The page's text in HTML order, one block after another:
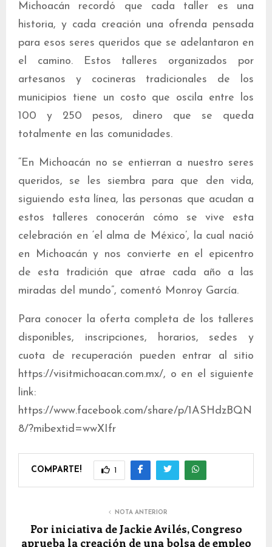
Michoacán recordó que cada taller es una
historia, y cada creación una ofrenda pensada
para esos seres queridos que se adelantaron en
el camino. Estos talleres organizados por
artesanos y cocineras tradicionales de los
municipios tiene un costo que oscila entre los
100 y 250 pesos, dinero que se queda
totalmente en las comunidades.
“En Michoacán no se entierran a nuestro seres
queridos, se les siembra para que den vida,
siguiendo esta línea, las personas que acudan a
estos talleres conocerán cómo se vive esta
celebración en ‘el alma de México’, la cual nació
en Michoacán y nos convierte en el epicentro
de esta tradición que atrae cada año a las
miradas del mundo”, comentó Monroy García.
Para conocer la oferta completa de los talleres
disponibles, inscripciones, horarios, sedes y
cuota de recuperación pueden entrar al sitio
https://visitmichoacan.com.mx/, o en el siguiente
link:
https://www.facebook.com/share/p/1ASHdzBQN
8/?mibextid=wwXIfr
COMPARTE! 1
NOTA ANTERIOR
Por iniciativa de Jackie Avilés, Congreso
aprueba la creación de una bolsa de empleo